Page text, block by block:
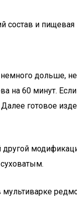
состав и пищевая
на 60 минут.
готовое